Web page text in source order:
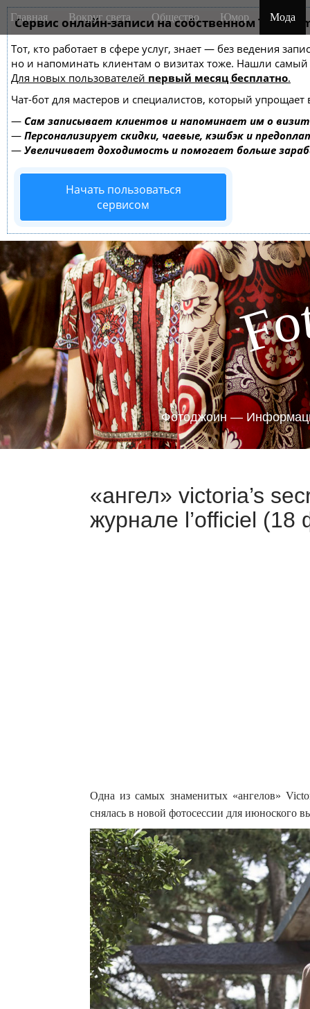
Сервис онлайн-записи на собственном
Тот, кто работает в сфере услуг, знает — без ведения
но и напоминать клиентам о визитах тоже. Нашли
Для новых пользователей первый месяц бесплатно.
Чат-бот для мастеров и специалистов, который упрощает
— Сам записывает клиентов и напоминает им о
— Персонализирует скидки, чаевые, кэшбэк и
— Увеличивает доходимость и помогает больше
Начать пользоваться
сервисом
M
a
n
m
e
n
u
i
Главная Вокруг света Общество Юмор Мода
Fo
Фотоджоин —
«ангел» victoria’s
журнале l’officiel (18
Одна из самых знаменитых «ангелов»
снялась в новой фотосессии для июноского